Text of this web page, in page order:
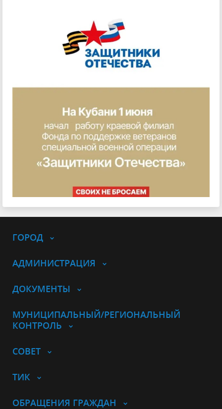
ГОРОД
АДМИНИСТРАЦИЯ
ДОКУМЕНТЫ
МУНИЦИПАЛЬНЫЙ/РЕГИОНАЛЬНЫЙ
КОНТРОЛЬ
СОВЕТ
ТИК
ОБРАЩЕНИЯ ГРАЖДАН